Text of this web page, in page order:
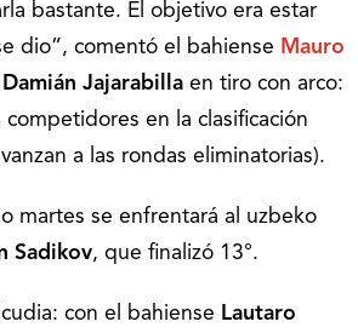
bastante. El objetivo era estar
dio”, comentó el bahiense Mauro
Damián Jajarabilla en tiro con arco:
en la clasificación
a las rondas eliminatorias).
martes se enfrentará al uzbeko
Sadikov, que finalizó 13°.
con el bahiense Lautaro